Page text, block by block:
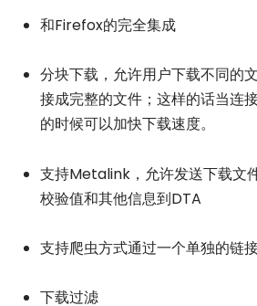
和Firefox的完全集成
分块下载，允许用户下载不同的
接成完整的文件；这样的话当连
的时候可以加快下载速度。
支持Metalink，允许发送下载文
校验值和其他信息到DTA
支持爬虫方式通过一个单独的链
下载过滤